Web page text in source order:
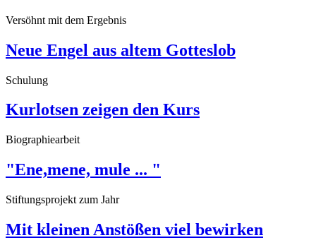
Versöhnt mit dem Ergebnis
Neue Engel aus altem Gotteslob
Schulung
Kurlotsen zeigen den Kurs
Biographiearbeit
"Ene,mene, mule ... "
Stiftungsprojekt zum Jahr
Mit kleinen Anstößen viel bewirken